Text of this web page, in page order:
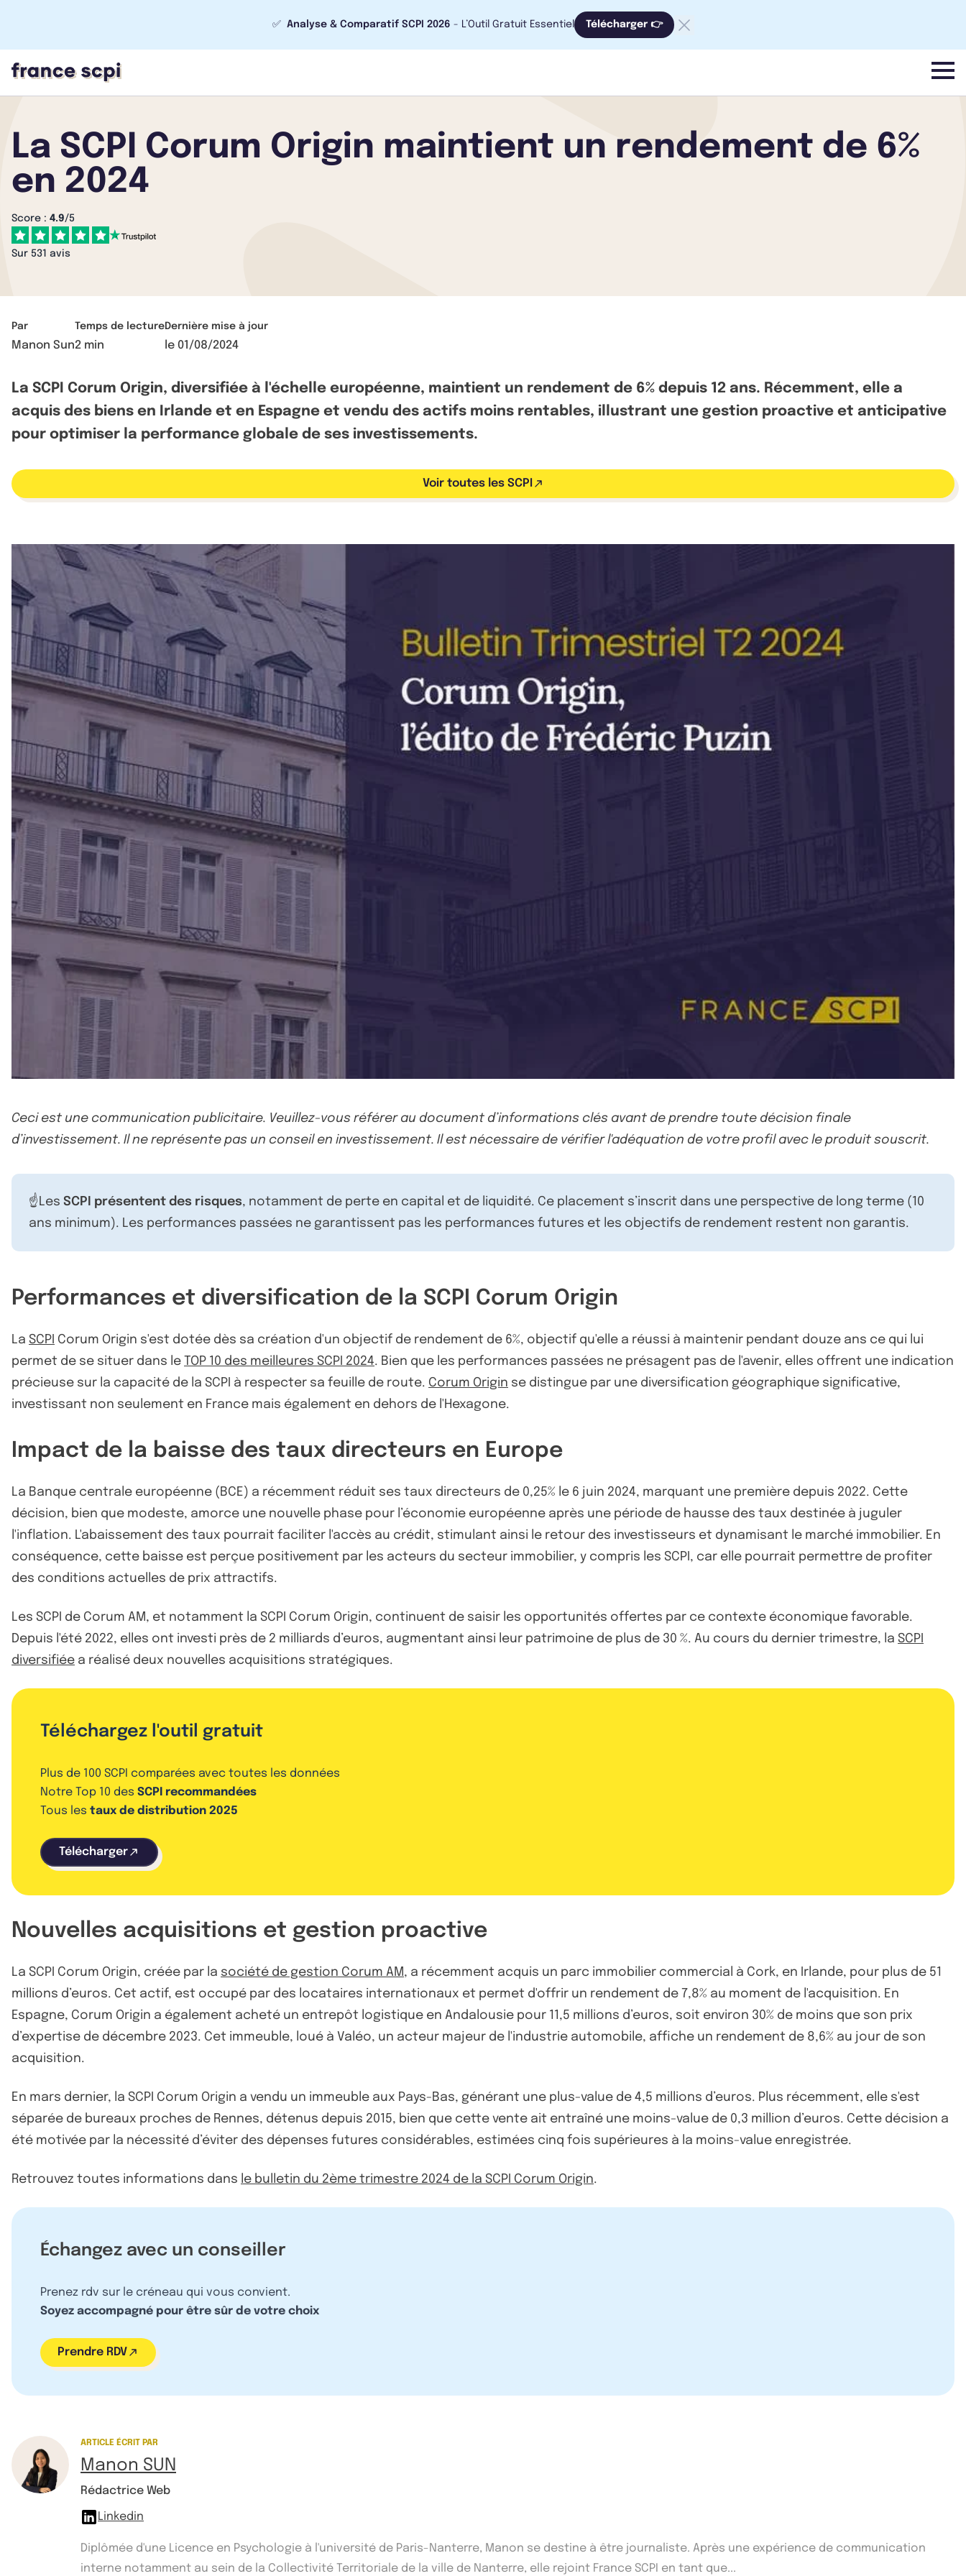
✅ Analyse & Comparatif SCPI 2026 - L’Outil Gratuit Essentiel Télécharger 👉
menu
La SCPI Corum Origin maintient un rendement de 6%
en 2024
Score : 4.9/5
Sur 531 avis
Par
Manon Sun
Temps de lecture
2 min
Dernière mise à jour
le 01/08/2024
La SCPI Corum Origin, diversifiée à l'échelle européenne, maintient un rendement de 6% depuis 12 ans. Récemment, elle a
acquis des biens en Irlande et en Espagne et vendu des actifs moins rentables, illustrant une gestion proactive et anticipative
pour optimiser la performance globale de ses investissements.
Voir toutes les SCPI
Ceci est une communication publicitaire. Veuillez-vous référer au document d’informations clés avant de prendre toute décision finale
d’investissement. Il ne représente pas un conseil en investissement. Il est nécessaire de vérifier l'adéquation de votre profil avec le produit souscrit.
☝️Les SCPI présentent des risques, notamment de perte en capital et de liquidité. Ce placement s’inscrit dans une perspective de long terme (10
ans minimum). Les performances passées ne garantissent pas les performances futures et les objectifs de rendement restent non garantis.
Performances et diversification de la SCPI Corum Origin
La SCPI Corum Origin s'est dotée dès sa création d'un objectif de rendement de 6%, objectif qu'elle a réussi à maintenir pendant douze ans ce qui lui
permet de se situer dans le TOP 10 des meilleures SCPI 2024. Bien que les performances passées ne présagent pas de l'avenir, elles offrent une indication
précieuse sur la capacité de la SCPI à respecter sa feuille de route. Corum Origin se distingue par une diversification géographique significative,
investissant non seulement en France mais également en dehors de l'Hexagone.
Impact de la baisse des taux directeurs en Europe
La Banque centrale européenne (BCE) a récemment réduit ses taux directeurs de 0,25% le 6 juin 2024, marquant une première depuis 2022. Cette
décision, bien que modeste, amorce une nouvelle phase pour l’économie européenne après une période de hausse des taux destinée à juguler
l'inflation. L'abaissement des taux pourrait faciliter l'accès au crédit, stimulant ainsi le retour des investisseurs et dynamisant le marché immobilier. En
conséquence, cette baisse est perçue positivement par les acteurs du secteur immobilier, y compris les SCPI, car elle pourrait permettre de profiter
des conditions actuelles de prix attractifs.
Les SCPI de Corum AM, et notamment la SCPI Corum Origin, continuent de saisir les opportunités offertes par ce contexte économique favorable.
Depuis l'été 2022, elles ont investi près de 2 milliards d’euros, augmentant ainsi leur patrimoine de plus de 30 %. Au cours du dernier trimestre, la SCPI
diversifiée a réalisé deux nouvelles acquisitions stratégiques.
Téléchargez l'outil gratuit
Plus de 100 SCPI comparées avec toutes les données
Notre Top 10 des SCPI recommandées
Tous les taux de distribution 2025
Télécharger
Nouvelles acquisitions et gestion proactive
La SCPI Corum Origin, créée par la société de gestion Corum AM, a récemment acquis un parc immobilier commercial à Cork, en Irlande, pour plus de 51
millions d’euros. Cet actif, est occupé par des locataires internationaux et permet d'offrir un rendement de 7,8% au moment de l'acquisition. En
Espagne, Corum Origin a également acheté un entrepôt logistique en Andalousie pour 11,5 millions d’euros, soit environ 30% de moins que son prix
d’expertise de décembre 2023. Cet immeuble, loué à Valéo, un acteur majeur de l'industrie automobile, affiche un rendement de 8,6% au jour de son
acquisition.
En mars dernier, la SCPI Corum Origin a vendu un immeuble aux Pays-Bas, générant une plus-value de 4,5 millions d’euros. Plus récemment, elle s'est
séparée de bureaux proches de Rennes, détenus depuis 2015, bien que cette vente ait entraîné une moins-value de 0,3 million d’euros. Cette décision a
été motivée par la nécessité d’éviter des dépenses futures considérables, estimées cinq fois supérieures à la moins-value enregistrée.
Retrouvez toutes informations dans le bulletin du 2ème trimestre 2024 de la SCPI Corum Origin.
Échangez avec un conseiller
Prenez rdv sur le créneau qui vous convient.
Soyez accompagné pour être sûr de votre choix
Prendre RDV
ARTICLE ÉCRIT PAR
Manon SUN
Rédactrice Web
Linkedin
Diplômée d'une Licence en Psychologie à l'université de Paris-Nanterre, Manon se destine à être journaliste. Après une expérience de communication
interne notamment au sein de la Collectivité Territoriale de la ville de Nanterre, elle rejoint France SCPI en tant que...